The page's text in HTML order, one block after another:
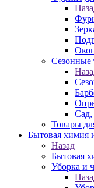
Сезонные
Сад,
Товары
Бытовая химия
Назад
Бытовая
Уборка и